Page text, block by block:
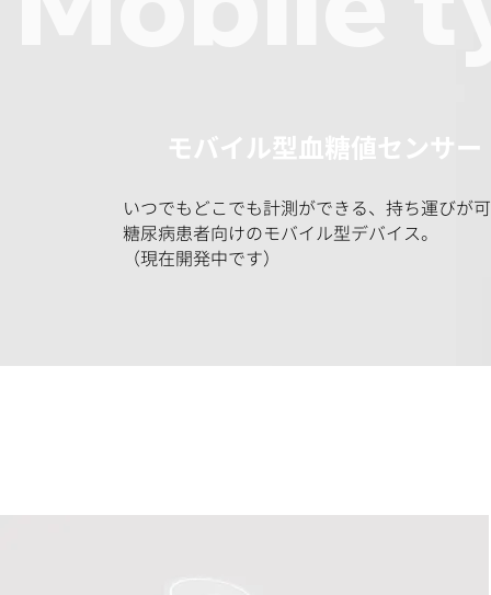
​モバイル型血糖値センサー
いつでもどこでも計測ができる、​ 持ち運びが
糖尿病患者向けのモバイル型デバイス。
​（現在開発中です）